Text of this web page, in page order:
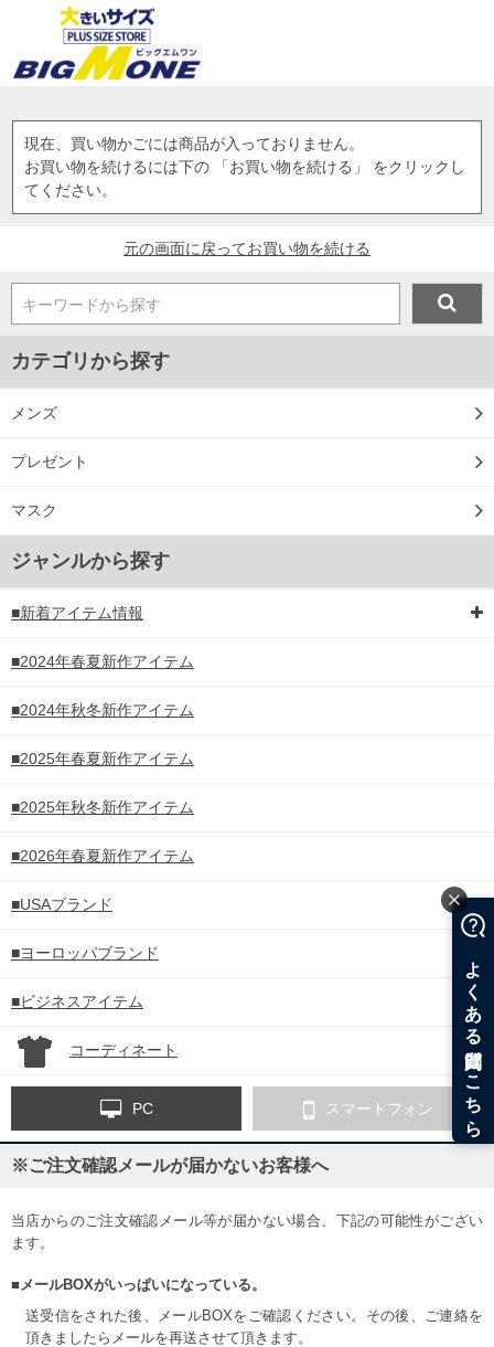
現在、買い物かごには商品が入っておりません。
お買い物を続けるには下の 「お買い物を続ける」 をクリックし
てください。
元の画面に戻ってお買い物を続ける
キーワードから探す
カテゴリから探す
メンズ
プレゼント
マスク
ジャンルから探す
■新着アイテム情報
■2024年春夏新作アイテム
■2024年秋冬新作アイテム
■2025年春夏新作アイテム
■2025年秋冬新作アイテム
■2026年春夏新作アイテム
■USAブランド
■ヨーロッパブランド
■ビジネスアイテム
コーディネート
PC スマートフォン
※ご注文確認メールが届かないお客様へ
当店からのご注文確認メール等が届かない場合、下記の可能性がござい
ます。
■メールBOXがいっぱいになっている。
送受信をされた後、メールBOXをご確認ください。その後、ご連絡を
頂きましたらメールを再送させて頂きます。